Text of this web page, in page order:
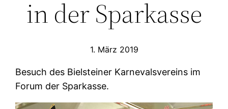
in der Sparkasse
1. März 2019
Besuch des Bielsteiner Karnevalsvereins im
Forum der Sparkasse.